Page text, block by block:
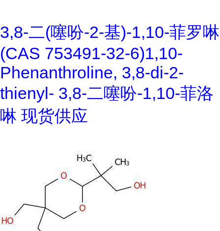
3,8-二(噻吩-2-基)-1,10-菲罗啉
(CAS 753491-32-6)1,10-
Phenanthroline, 3,8-di-2-
thienyl- 3,8-二噻吩-1,10-菲洛
啉 现货供应